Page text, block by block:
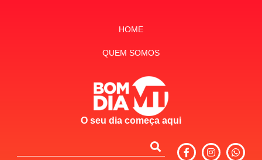
HOME
QUEM SOMOS
O seu dia começa aqui